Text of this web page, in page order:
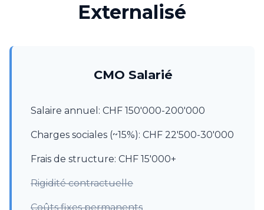
Externalisé
CMO Salarié
Salaire annuel: CHF 150'000-200'000
Charges sociales (~15%): CHF 22'500-30'000
Frais de structure: CHF 15'000+
Rigidité contractuelle
Coûts fixes permanents